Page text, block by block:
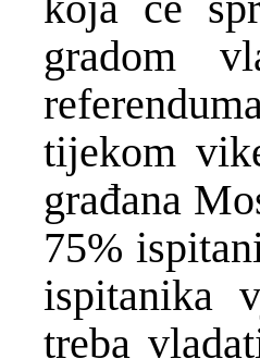
gradom
tijekom
građana
75%
ispitanika
treba